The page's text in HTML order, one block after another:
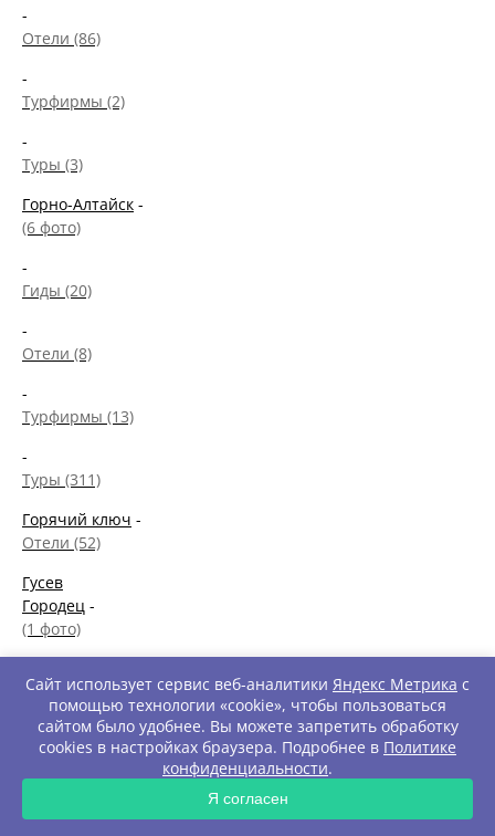
-
Отели (86)
-
Турфирмы (2)
-
Туры (3)
Горно-Алтайск -
(6 фото)
-
Гиды (20)
-
Отели (8)
-
Турфирмы (13)
-
Туры (311)
Горячий ключ -
Отели (52)
Гусев
Городец -
(1 фото)
Гиды (1)
Гаврилов-Посад
Галич
Гдов
Глазов
Сайт использует сервис веб-аналитики Яндекс Метрика с
помощью технологии «cookie», чтобы пользоваться
сайтом было удобнее. Вы можете запретить обработку
cookies в настройках браузера. Подробнее в Политике
конфиденциальности.
Я согласен
ЗАПРОС